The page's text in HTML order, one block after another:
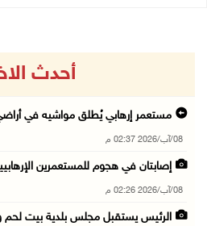
أحدث
مستعمر إرهابي يُطلق مواشيه في
08/آب/2026 02:37 م
إصابتان في هجوم للمستعمرين
08/آب/2026 02:26 م
الرئيس يستقبل مجلس بلدية بيت لحم